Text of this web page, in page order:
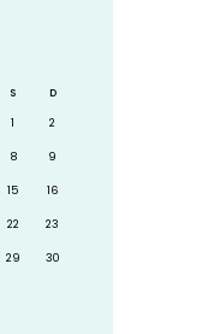
S D
1 2
8 9
15 16
22 23
29 30